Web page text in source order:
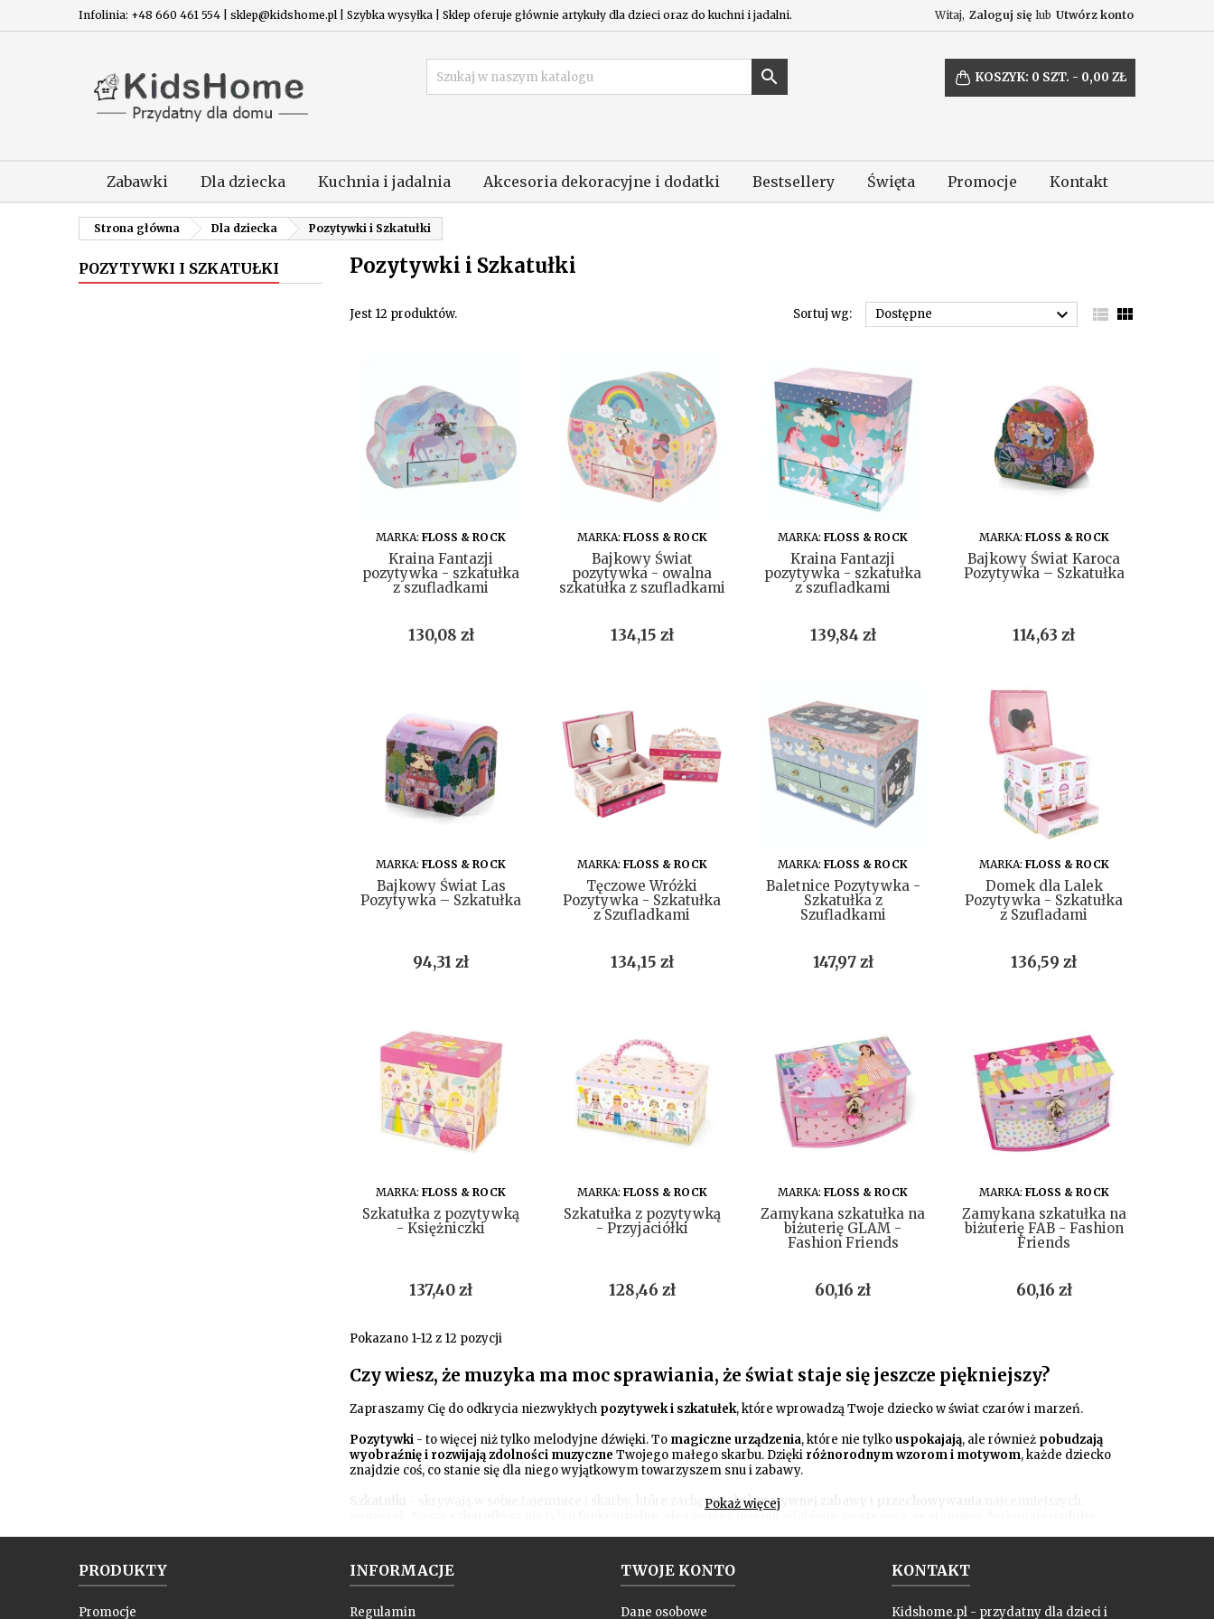
Infolinia: +48 660 461 554 | sklep@kidshome.pl | Szybka wysyłka | Sklep oferuje głównie artykuły dla dzieci oraz do kuchni i jadalni. Witaj, Zaloguj się lub Utwórz konto
KOSZYK: 0 SZT. - 0,00 ZŁ

Zabawki Dla dziecka Kuchnia i jadalnia Akcesoria dekoracyjne i dodatki Bestsellery Święta Promocje Kontakt
Strona główna Dla dziecka Pozytywki i Szkatułki
POZYTYWKI I SZKATUŁKI Pozytywki i Szkatułki
Jest 12 produktów. Sortuj wg: Dostępne   
DO KOSZYKA
MARKA:FLOSS & ROCK
Kraina Fantazji
pozytywka - szkatułka
z szufladkami
Cena
130,08 zł
DO KOSZYKA
MARKA: FLOSS & ROCK
Bajkowy Świat
pozytywka - owalna
szkatułka z szufladkami
Cena
134,15 zł
DO KOSZYKA
MARKA:FLOSS & ROCK
Kraina Fantazji
pozytywka - szkatułka
z szufladkami
Cena
139,84 zł
DO KOSZYKA
MARKA: FLOSS & ROCK
Bajkowy Świat Karoca
Pozytywka – Szkatułka
Cena
114,63 zł
DO KOSZYKA
MARKA:FLOSS & ROCK
Bajkowy Świat Las
Pozytywka – Szkatułka
Cena
94,31 zł
DO KOSZYKA
MARKA: FLOSS & ROCK
Tęczowe Wróżki
Pozytywka - Szkatułka
z Szufladkami
Cena
134,15 zł
DO KOSZYKA
MARKA:FLOSS & ROCK
Baletnice Pozytywka -
Szkatułka z
Szufladkami
Cena
147,97 zł
DO KOSZYKA
MARKA: FLOSS & ROCK
Domek dla Lalek
Pozytywka - Szkatułka
z Szufladami
Cena
136,59 zł
DO KOSZYKA
MARKA:FLOSS & ROCK
Szkatułka z pozytywką
- Księżniczki
Cena
137,40 zł
DO KOSZYKA
MARKA: FLOSS & ROCK
Szkatułka z pozytywką
- Przyjaciółki
Cena
128,46 zł
DO KOSZYKA
MARKA:FLOSS & ROCK
Zamykana szkatułka na
biżuterię GLAM -
Fashion Friends
Cena
60,16 zł
DO KOSZYKA
MARKA: FLOSS & ROCK
Zamykana szkatułka na
biżuterię FAB - Fashion
Friends
Cena
60,16 zł
Pokazano 1-12 z 12 pozycji
Czy wiesz, że muzyka ma moc sprawiania, że świat staje się jeszcze piękniejszy?
Zapraszamy Cię do odkrycia niezwykłych pozytywek i szkatułek, które wprowadzą Twoje dziecko w świat czarów i marzeń.
Pozytywki - to więcej niż tylko melodyjne dźwięki. To magiczne urządzenia, które nie tylkouspokajają, ale również pobudzają
wyobraźnię i rozwijają zdolności muzyczne Twojego małego skarbu. Dzięki różnorodnym wzorom i motywom, każde dziecko
znajdzie coś, co stanie się dla niego wyjątkowym towarzyszem snu i zabawy.
- skrywają w sobie tajemnice i skarby, które zachęcają dokreatywnej zabawy i przechowywania
magii i radości dla Twojego malucha!
Pokaż więcej
PRODUKTY
Promocje
INFORMACJE
Regulamin
TWOJE KONTO
Dane osobowe
KONTAKT
Kidshome.pl - przydatny dla dzieci i